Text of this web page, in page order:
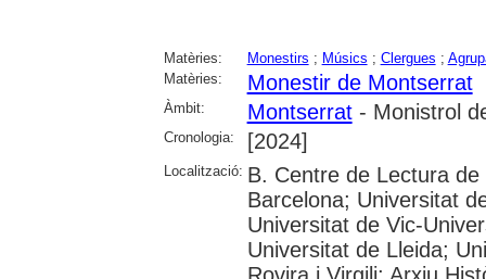
Matèries: Monestirs ; Músics ; Clergues ;
Matèries:
Monestir de Montserrat
Àmbit: Montserrat- Monistrol
Cronologia: [2024]
Localització: B. Centre de Lectura
Barcelona; Universitat
Universitat de Vic-
Universitat de Lleida;